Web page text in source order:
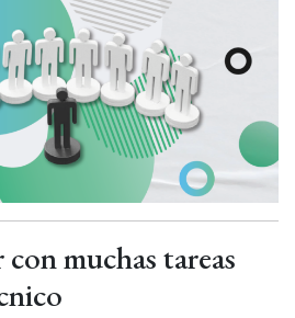
muchas tareas